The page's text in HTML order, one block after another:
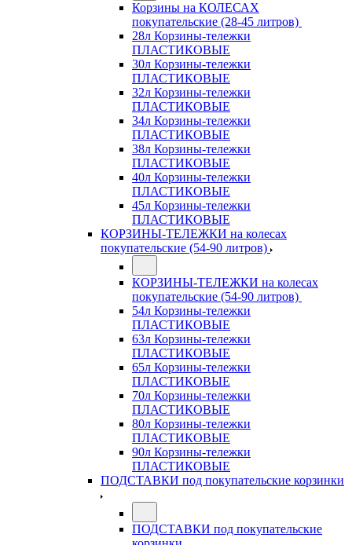
Корзины на КОЛЕСАХ
покупательские (28-45 литров)
28л Корзины-тележки
ПЛАСТИКОВЫЕ
30л Корзины-тележки
ПЛАСТИКОВЫЕ
32л Корзины-тележки
ПЛАСТИКОВЫЕ
34л Корзины-тележки
ПЛАСТИКОВЫЕ
38л Корзины-тележки
ПЛАСТИКОВЫЕ
40л Корзины-тележки
ПЛАСТИКОВЫЕ
45л Корзины-тележки
ПЛАСТИКОВЫЕ
КОРЗИНЫ-ТЕЛЕЖКИ на колесах
покупательские (54-90 литров)
КОРЗИНЫ-ТЕЛЕЖКИ на колесах
покупательские (54-90 литров)
54л Корзины-тележки
ПЛАСТИКОВЫЕ
63л Корзины-тележки
ПЛАСТИКОВЫЕ
65л Корзины-тележки
ПЛАСТИКОВЫЕ
70л Корзины-тележки
ПЛАСТИКОВЫЕ
80л Корзины-тележки
ПЛАСТИКОВЫЕ
90л Корзины-тележки
ПЛАСТИКОВЫЕ
ПОДСТАВКИ под покупательские корзинки
ПОДСТАВКИ под покупательские